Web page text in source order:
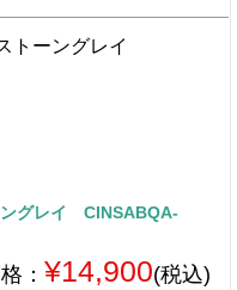
グレイ CINSABQA-
： ¥14,900(税込)